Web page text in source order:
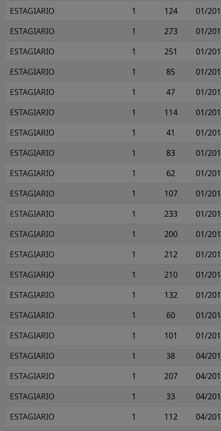
ESTAGIARIO
1 124
01/
ESTAGIARIO
1 273
01/
ESTAGIARIO
1 251
01/
ESTAGIARIO
1 85
01/
ESTAGIARIO
1 47
01/
ESTAGIARIO
1 114
01/
ESTAGIARIO
1 41
01/
ESTAGIARIO
1 83
01/
ESTAGIARIO
1 62
01/
ESTAGIARIO
1 107
01/
ESTAGIARIO
1 233
01/
ESTAGIARIO
1 200
01/
ESTAGIARIO
1 212
01/
ESTAGIARIO
1 210
01/
ESTAGIARIO
1 132
01/
ESTAGIARIO
1 60
01/
ESTAGIARIO
1 101
01/
ESTAGIARIO
1 38
04/
ESTAGIARIO
1 207
04/
ESTAGIARIO
1 33
04/
ESTAGIARIO
1 112 04/